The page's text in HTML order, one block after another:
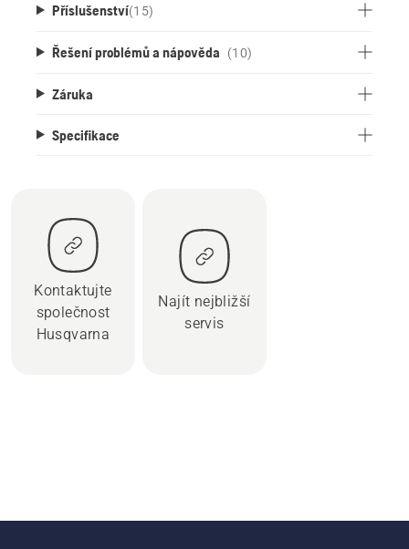
Příslušenství(15)
Řešení problémů a nápověda (10)
Záruka
Specifikace
Kontaktujte
společnost
Husqvarna
Najít nejbližší
servis